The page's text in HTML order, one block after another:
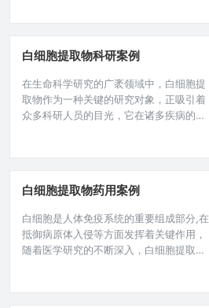
员，它在化妆品中的应用正逐渐成为行业
从基础护肤的角度来看，白细胞提取物在
保湿方面展现出了独
白细胞提取物科研案例
在生命科学研究的广袤领域中，白细胞提
取物作为一种关键的研究对象，正吸引着
众多科研人员的目光，它在诸多疾病的研
病，其发病机制复杂，传统治疗手段存在
血液样本，从中提取白细胞并进一步获取
白细胞提取物，通过先进的蛋白质组学和
白细胞提取物药用案例
白细胞是人体免疫系统的重要组成部分,在
抵御病原体入侵等方面发挥着关键作用，
随着医学研究的不断深入，白细胞提取物